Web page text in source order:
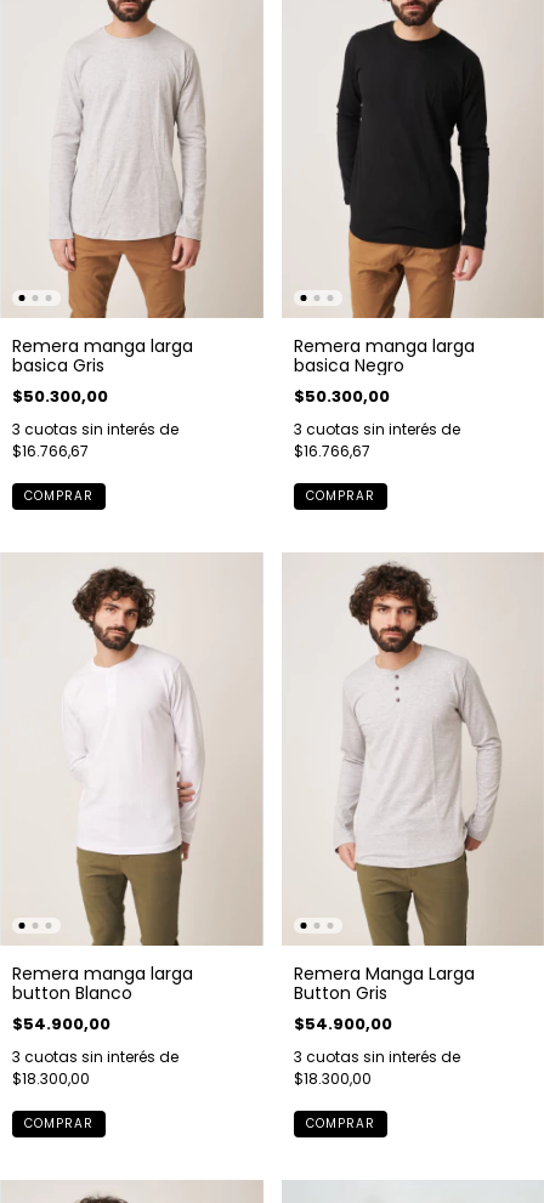
Remera manga larga
basica Gris
$50.300,00
3 cuotas sin interés de
$16.766,67
COMPRAR
Remera manga larga
basica Negro
$50.300,00
3 cuotas sin interés de
$16.766,67
COMPRAR
Remera manga larga
button Blanco
$54.900,00
3 cuotas sin interés de
$18.300,00
COMPRAR
Remera Manga Larga
Button Gris
$54.900,00
3 cuotas sin interés de
$18.300,00
COMPRAR